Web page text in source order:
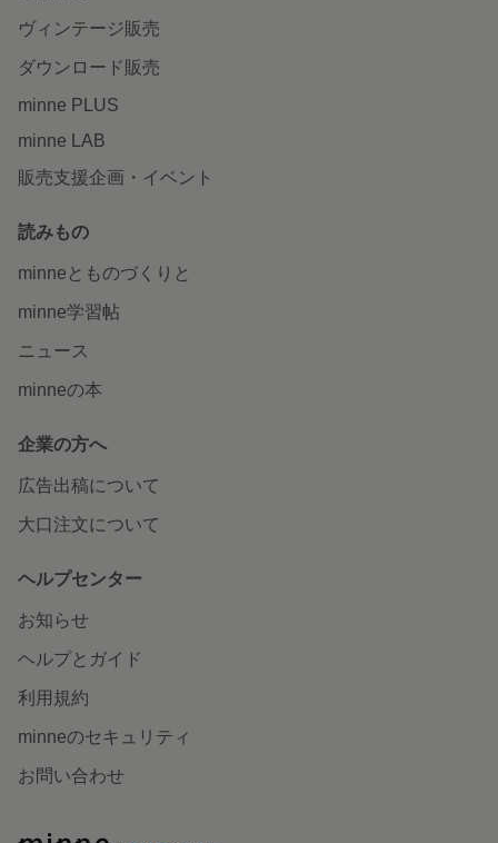
ヴィンテージ販売
ダウンロード販売
minne PLUS
minne LAB
販売支援企画・イベント
読みもの
minneとものづくりと
minne学習帖
ニュース
minneの本
企業の方へ
広告出稿について
大口注文について
ヘルプセンター
お知らせ
ヘルプとガイド
利用規約
minneのセキュリティ
お問い合わせ